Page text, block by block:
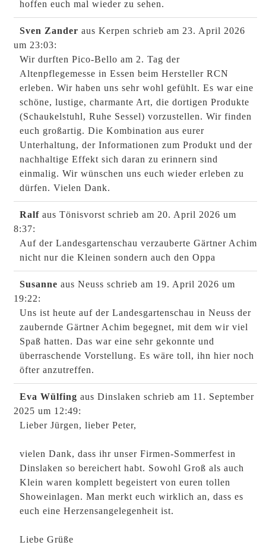
hoffen euch mal wieder zu sehen.
Sven Zander aus Kerpen schrieb am 23. April 2026
um 23:03:
Wir durften Pico-Bello am 2. Tag der
Altenpflegemesse in Essen beim Hersteller RCN
erleben. Wir haben uns sehr wohl gefühlt. Es war eine
schöne, lustige, charmante Art, die dortigen Produkte
(Schaukelstuhl, Ruhe Sessel) vorzustellen. Wir finden
euch großartig. Die Kombination aus eurer
Unterhaltung, der Informationen zum Produkt und der
nachhaltige Effekt sich daran zu erinnern sind
einmalig. Wir wünschen uns euch wieder erleben zu
dürfen. Vielen Dank.
Ralf aus Tönisvorst schrieb am 20. April 2026 um
8:37:
Auf der Landesgartenschau verzauberte Gärtner Achim
nicht nur die Kleinen sondern auch den Oppa
Susanne aus Neuss schrieb am 19. April 2026 um
19:22:
Uns ist heute auf der Landesgartenschau in Neuss der
zaubernde Gärtner Achim begegnet, mit dem wir viel
Spaß hatten. Das war eine sehr gekonnte und
überraschende Vorstellung. Es wäre toll, ihn hier noch
öfter anzutreffen.
Eva Wülfing aus Dinslaken schrieb am 11. September
2025 um 12:49:
Lieber Jürgen, lieber Peter,
vielen Dank, dass ihr unser Firmen-Sommerfest in
Dinslaken so bereichert habt. Sowohl Groß als auch
Klein waren komplett begeistert von euren tollen
Showeinlagen. Man merkt euch wirklich an, dass es
euch eine Herzensangelegenheit ist.
Liebe Grüße